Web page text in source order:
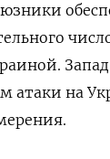
атаки на